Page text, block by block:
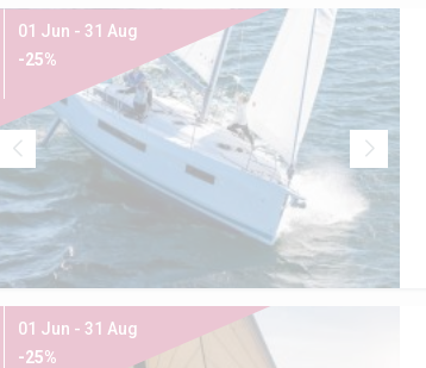
01 Jun - 31 Aug
-25%
01 Jun - 31 Aug
-25%